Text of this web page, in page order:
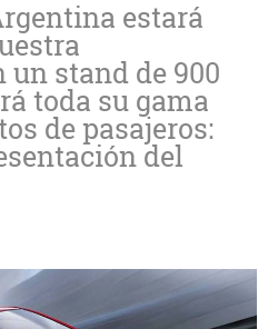
estará
un stand de 900
toda su gama
de pasajeros:
del